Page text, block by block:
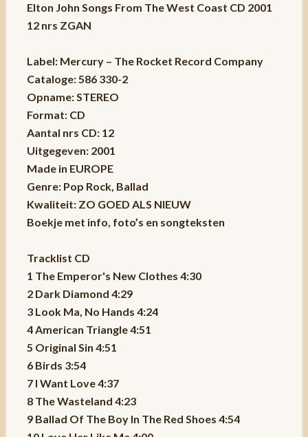
Elton John Songs From The West Coast CD 2001
12 nrs ZGAN
Label: Mercury ‎– The Rocket Record Company
Cataloge: 586 330-2
Opname: STEREO
Format: CD
Aantal nrs CD: 12
Uitgegeven: 2001
Made in EUROPE
Genre: Pop Rock, Ballad
Kwaliteit: ZO GOED ALS NIEUW
Boekje met info, foto’s en songteksten
Tracklist CD
1 The Emperor's New Clothes 4:30
2 Dark Diamond 4:29
3 Look Ma, No Hands 4:24
4 American Triangle 4:51
5 Original Sin 4:51
6 Birds 3:54
7 I Want Love 4:37
8 The Wasteland 4:23
9 Ballad Of The Boy In The Red Shoes 4:54